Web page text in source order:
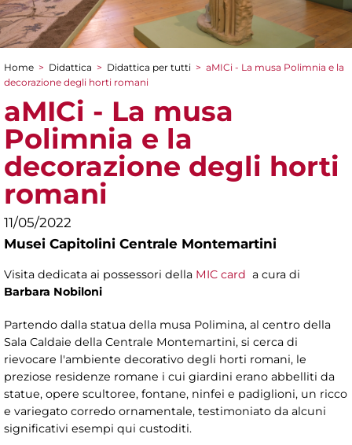
Tu sei qui
Home > Didattica > Didattica per tutti > aMICi - La musa Polimnia e la
decorazione degli horti romani
aMICi - La musa
Polimnia e la
decorazione degli horti
romani
11/05/2022
Musei Capitolini Centrale Montemartini
Visita dedicata ai possessori della MIC card a cura di
Barbara Nobiloni
Partendo dalla statua della musa Polimina, al centro della
Sala Caldaie della Centrale Montemartini, si cerca di
rievocare l'ambiente decorativo degli horti romani, le
preziose residenze romane i cui giardini erano abbelliti da
statue, opere scultoree, fontane, ninfei e padiglioni, un ricco
e variegato corredo ornamentale, testimoniato da alcuni
significativi esempi qui custoditi.